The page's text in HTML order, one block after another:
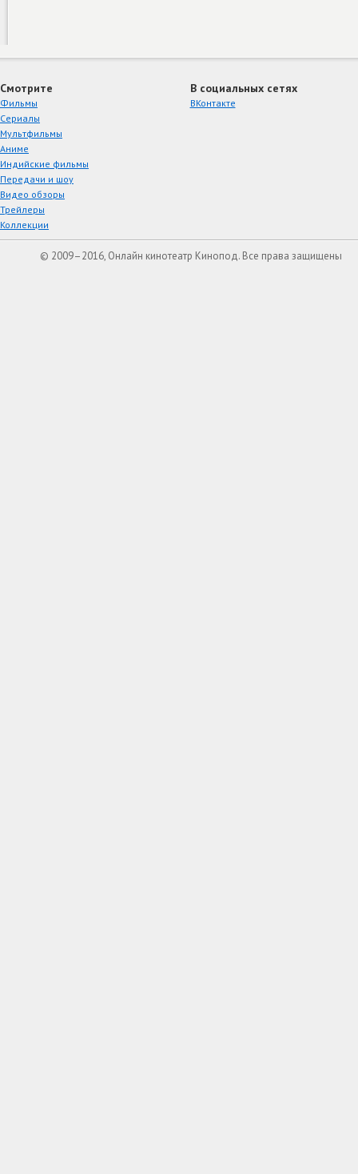
Смотрите
Фильмы
Сериалы
Мультфильмы
Аниме
Индийские фильмы
Передачи и шоу
Видео обзоры
Трейлеры
Коллекции
В социальных сетях
ВКонтакте
© 2009–2016, Онлайн кинотеатр Кинопод. Все права защищены